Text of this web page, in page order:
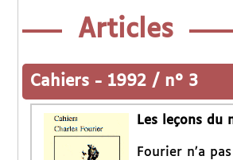
Articles
Cahiers - 1992 / n° 3
Les leçons du
Fourier n’a